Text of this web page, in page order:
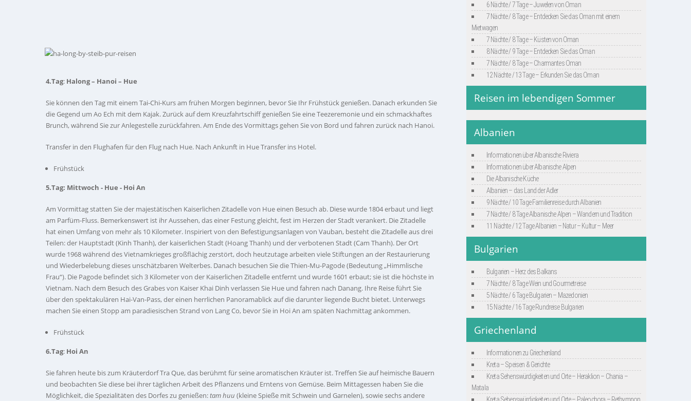
4.Tag: Halong – Hanoi – Hue
Sie können den Tag mit einem Tai-Chi-Kurs am frühen Morgen beginnen, bevor Sie Ihr Frühstück genießen. Danach erkunden Sie
die Gegend um Ao Ech mit dem Kajak. Zurück auf dem Kreuzfahrtschiff genießen Sie eine Teezeremonie und ein schmackhaftes
Brunch, während Sie zur Anlegestelle zurückfahren. Am Ende des Vormittags gehen Sie von Bord und fahren zurück nach Hanoi.
Transfer in den Flughafen für den Flug nach Hue. Nach Ankunft in Hue Transfer ins Hotel.
Frühstück
5.Tag: Mittwoch - Hue - Hoi An
Am Vormittag statten Sie der majestätischen Kaiserlichen Zitadelle von Hue einen Besuch ab. Diese wurde 1804 erbaut und liegt
am Parfüm-Fluss. Bemerkenswert ist ihr Aussehen, das einer Festung gleicht, fest im Herzen der Stadt verankert. Die Zitadelle
hat einen Umfang von mehr als 10 Kilometer. Inspiriert von den Befestigungsanlagen von Vauban, besteht die Zitadelle aus drei
Teilen: der Hauptstadt (Kinh Thanh), der kaiserlichen Stadt (Hoang Thanh) und der verbotenen Stadt (Cam Thanh). Der Ort
wurde 1968 während des Vietnamkrieges großflächig zerstört, doch heutzutage arbeiten viele Stiftungen an der Restaurierung
und Wiederbelebung dieses unschätzbaren Welterbes. Danach besuchen Sie die Thien-Mu-Pagode (Bedeutung „Himmlische
Frau“). Die Pagode befindet sich 3 Kilometer von der Kaiserlichen Zitadelle entfernt und wurde 1601 erbaut; sie ist die höchste in
Vietnam. Nach dem Besuch des Grabes von Kaiser Khai Dinh verlassen Sie Hue und fahren nach Danang. Ihre Reise führt Sie
über den spektakulären Hai-Van-Pass, der einen herrlichen Panoramablick auf die darunter liegende Bucht bietet. Unterwegs
machen Sie einen Stopp am paradiesischen Strand von Lang Co, bevor Sie in Hoi An am späten Nachmittag ankommen.
Frühstück
6.Tag: Hoi An
Sie fahren heute bis zum Kräuterdorf Tra Que, das berühmt für seine aromatischen Kräuter ist. Treffen Sie auf heimische Bauern
und beobachten Sie diese bei ihrer täglichen Arbeit des Pflanzens und Erntens von Gemüse. Beim Mittagessen haben Sie die
Möglichkeit, die Spezialitäten des Dorfes zu genießen:tam huu (kleine Spieße mit Schwein und Garnelen), sowie sechs andere
6 Nächte / 7 Tage – Juwelen von Oman
7 Nächte / 8 Tage – Entdecken Sie das Oman mit einem
Mietwagen
7 Nächte / 8 Tage – Küsten von Oman
8 Nächte / 9 Tage – Entdecken Sie das Oman
7 Nächte / 8 Tage – Charmantes Oman
12 Nächte / 13 Tage – Erkunden Sie das Oman
Reisen im lebendigen Sommer
Albanien
Informationen über Albanische Riviera
Informationen über Albanische Alpen
Die Albanische Küche
Albanien – das Land der Adler
9 Nächte / 10 Tage Familienreise durch Albanien
7 Nächte / 8 Tage Albanische Alpen – Wandern und Tradition
11 Nächte / 12 Tage Albanien – Natur – Kultur – Meer
Bulgarien
Bulgarien – Herz des Balkans
7 Nächte / 8 Tage Wein und Gourmetreise
5 Nächte / 6 Tage Bulgarien – Mazedonien
15 Nächte / 16 Tage Rundreise Bulgarien
Griechenland
Informationen zu Griechenland
Kreta – Speisen & Gerichte
Kreta Sehenswürdigkeiten und Orte – Heraklion – Chania –
Matala